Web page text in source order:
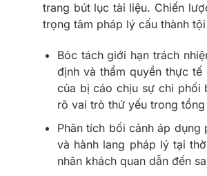
trang bút lục tài liệu. Chiến
trọng tâm pháp lý cấu thành
Bóc tách giới hạn trách
định và thẩm quyền thực
của bị cáo chịu sự chi phối
rõ vai trò thứ yếu trong tổng
Phân tích bối cảnh áp
và hành lang pháp lý tại
nhân khách quan dẫn đến